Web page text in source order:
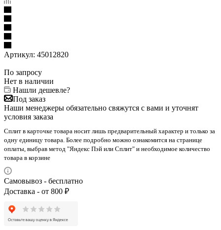
Артикул: 45012820
По запросу
Нет в наличии
Нашли дешевле?
Под заказ
Наши менеджеры обязательно свяжутся с вами и уточнят
условия заказа
Сплит в карточке товара носит лишь предварительный характер и только за
одну единицу товара. Более подробно можно ознакомится на странице
оплаты, выбрав метод "Яндекс Пэй или Сплит" и необходимое количество
товара в корзине
Самовывоз - бесплатно
Доставка - от 800 ₽